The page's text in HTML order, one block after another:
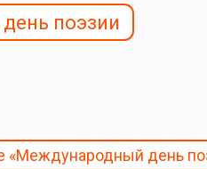
поэзии
«Международный день